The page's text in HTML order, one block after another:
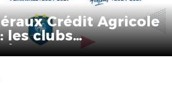
Crédit Agricole
les clubs